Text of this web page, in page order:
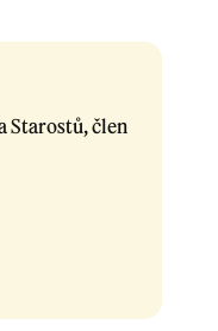
Starostů, člen